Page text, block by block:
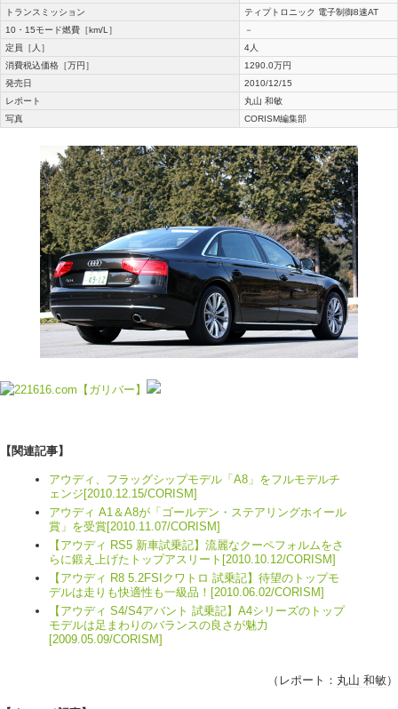
トランスミッション
ティプトロニック 電子制御8速AT
10・15モード燃費［km/L］
－
定員［人］
4人
消費税込価格［万円］
1290.0万円
発売日
2010/12/15
レポート
丸山 和敏
写真
CORISM編集部
【関連記事】
アウディ、フラッグシップモデル「A8」をフルモデルチ
ェンジ[2010.12.15/CORISM]
アウディ A1＆A8が「ゴールデン・ステアリングホイール
賞」を受賞[2010.11.07/CORISM]
【アウディ RS5 新車試乗記】流麗なクーペフォルムをさ
らに鍛え上げたトップアスリート[2010.10.12/CORISM]
【アウディ R8 5.2FSIクワトロ 試乗記】待望のトップモ
デルは走りも快適性も一級品！[2010.06.02/CORISM]
【アウディ S4/S4アバント 試乗記】A4シリーズのトップ
モデルは足まわりのバランスの良さが魅力
[2009.05.09/CORISM]
（レポート： 丸山 和敏）